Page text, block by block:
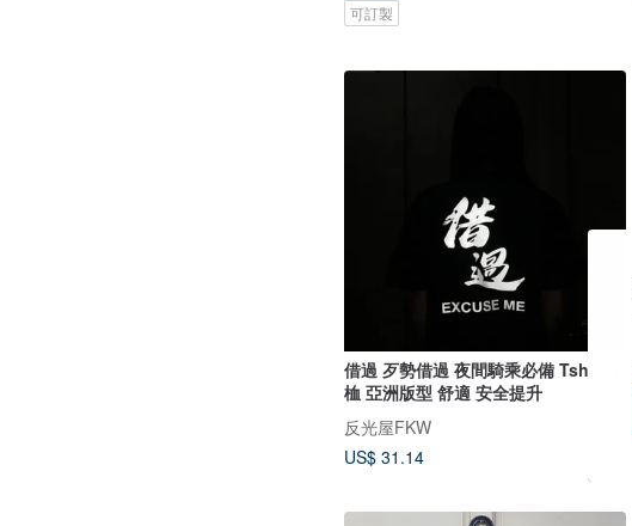
可訂製
借過 歹勢借過 夜間騎乘必備 Tshirt T
桖 亞洲版型 舒適 安全提升
反光屋FKW
US$ 31.14